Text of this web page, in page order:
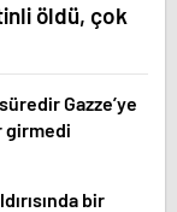
öldü, çok
Gazze’ye
girmedi
bir